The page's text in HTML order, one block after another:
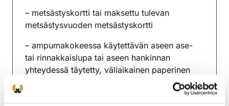
– metsästyskortti tai maksettu tulevan
metsästysvuoden metsästyskortti
– ampumakokeessa käytettävän aseen ase-
tai rinnakkaislupa tai aseen hankinnan
yhteydessä täytetty, väliaikainen paperinen
– henkilöllisyystodistus